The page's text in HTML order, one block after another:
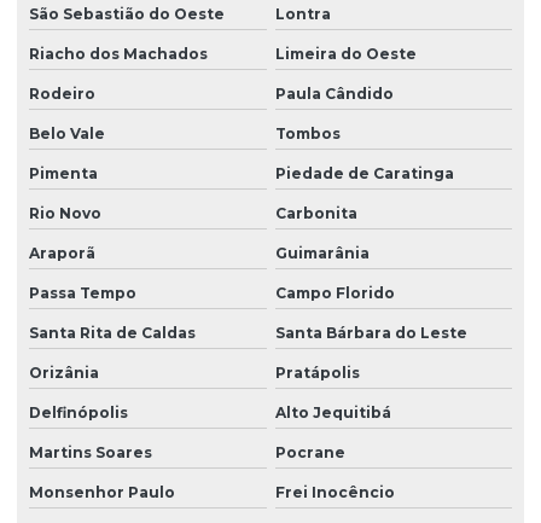
São Sebastião do Oeste Lontra
Riacho dos Machados Limeira do Oeste
Rodeiro Paula Cândido
Belo Vale Tombos
Pimenta Piedade de Caratinga
Rio Novo Carbonita
Araporã Guimarânia
Passa Tempo Campo Florido
Santa Rita de Caldas Santa Bárbara do Leste
Orizânia Pratápolis
Delfinópolis Alto Jequitibá
Martins Soares Pocrane
Monsenhor Paulo Frei Inocêncio